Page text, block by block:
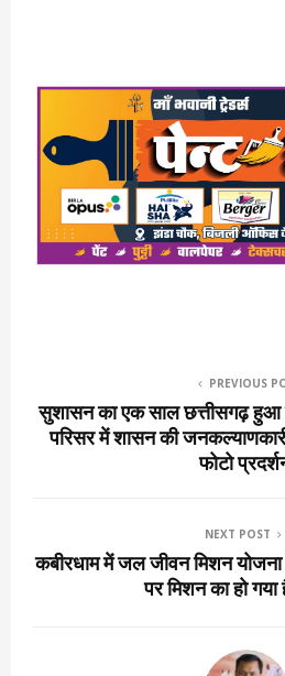
PREVIOUS
सुशासन का एक साल छत्तीसगढ़ हुआ
परिसर में शासन की
फोटो
NEXT POST
कबीरधाम में जल जीवन मिशन
पर मिशन का हो